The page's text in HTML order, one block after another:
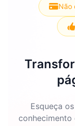
Não
Esqueça
conhecimento